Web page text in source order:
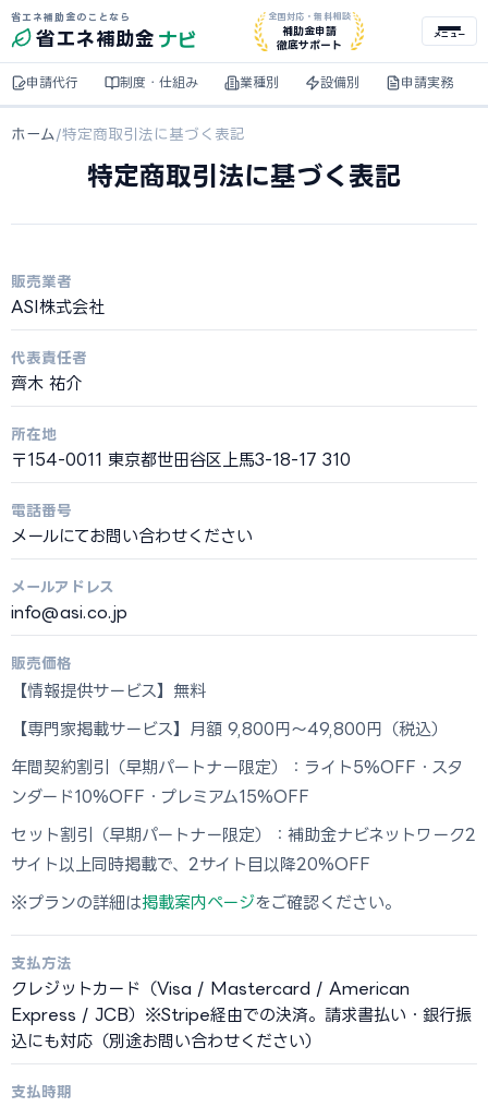
省エネ補助金のことなら
省エネ補助金 ナビ
全国対応・無料相談
補助金申請
徹底サポート
メニュー
申請代行 制度・仕組み 業種別 設備別 申請実務
ホーム /特定商取引法に基づく表記
特定商取引法に基づく表記
販売業者
ASI株式会社
代表責任者
齊木 祐介
所在地
〒154-0011 東京都世田谷区上馬3-18-17 310
電話番号
メールにてお問い合わせください
メールアドレス
info@asi.co.jp
販売価格
【情報提供サービス】無料
【専門家掲載サービス】月額 9,800円〜49,800円（税込）
年間契約割引（早期パートナー限定）：ライト5%OFF・スタ
ンダード10%OFF・プレミアム15%OFF
セット割引（早期パートナー限定）：補助金ナビネットワーク2
サイト以上同時掲載で、2サイト目以降20%OFF
※プランの詳細は掲載案内ページをご確認ください。
支払方法
クレジットカード（Visa / Mastercard / American
Express / JCB）※Stripe経由での決済。請求書払い・銀行振
込にも対応（別途お問い合わせください）
支払時期